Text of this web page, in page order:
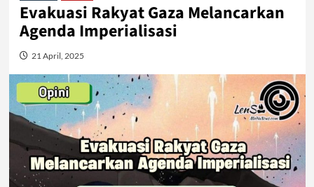
Evakuasi Rakyat Gaza Melancarkan
Agenda Imperialisasi
21 April, 2025